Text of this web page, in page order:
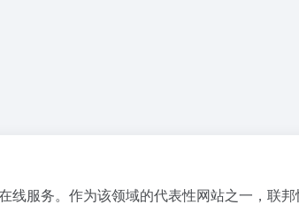
线服务。作为该领域的代表性网站之一，联